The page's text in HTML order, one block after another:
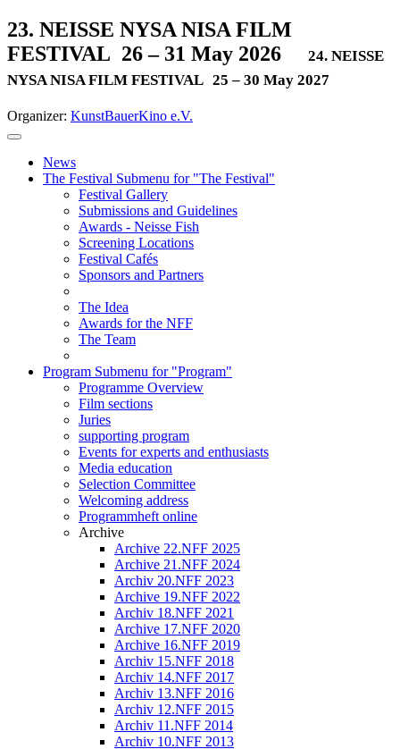
23. NEISSE NYSA NISA FILM
FESTIVAL 26 – 31 May 2026
24. NEISSE
NYSA NISA FILM FESTIVAL 25 – 30 May 2027
Organizer: KunstBauerKino e.V.
News
The Festival Submenu for "The Festival"
Festival Gallery
Submissions and Guidelines
Awards - Neisse Fish
Screening Locations
Festival Cafés
Sponsors and Partners
The Idea
Awards for the NFF
The Team
Program Submenu for "Program"
Programme Overview
Film sections
Juries
supporting program
Events for experts and enthusiasts
Media education
Selection Committee
Welcoming address
Programmheft online
Archive
Archive 22.NFF 2025
Archive 21.NFF 2024
Archiv 20.NFF 2023
Archive 19.NFF 2022
Archiv 18.NFF 2021
Archive 17.NFF 2020
Archive 16.NFF 2019
Archiv 15.NFF 2018
Archiv 14.NFF 2017
Archiv 13.NFF 2016
Archiv 12.NFF 2015
Archiv 11.NFF 2014
Archiv 10.NFF 2013